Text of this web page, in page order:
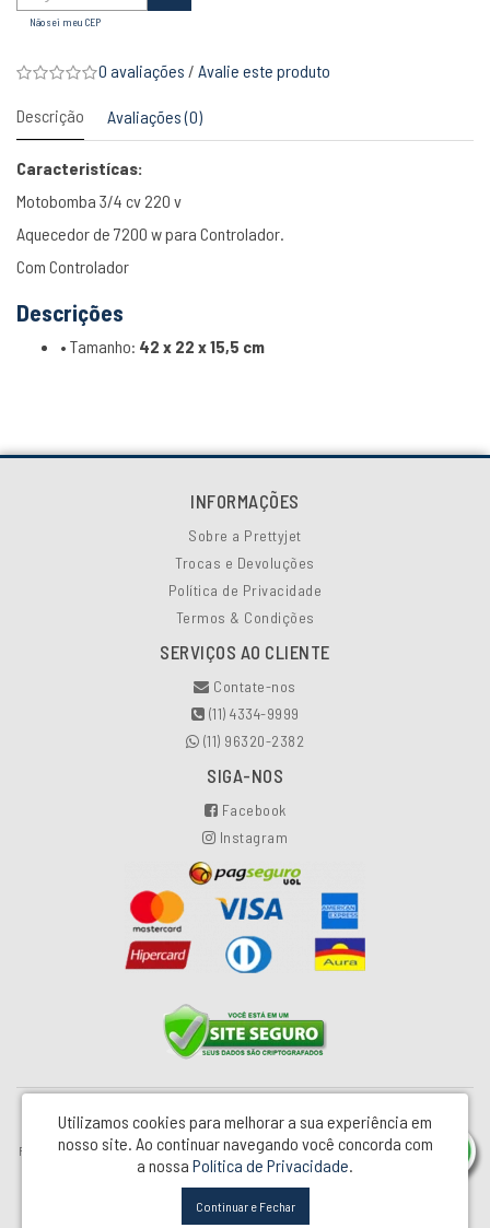
Não sei meu CEP
0 avaliações / Avalie este produto
Descrição Avaliações (0)
Caracteristícas:
Motobomba 3/4 cv 220 v
Aquecedor de 7200 w para Controlador.
Com Controlador
Descrições
• Tamanho: 42 x 22 x 15,5 cm
INFORMAÇÕES
Sobre a Prettyjet
Trocas e Devoluções
Política de Privacidade
Termos & Condições
SERVIÇOS AO CLIENTE
Contate-nos
(11) 4334-9999
(11) 96320-2382
SIGA-NOS
Facebook
Instagram
Industrial e Comercial Pretty Glass LTDA - CNPJ: 00.502.154/0001-81
Rua Monteiro Lobato, 86 – Jd Silvina - São Bernardo do Campo / SP - CEP: 09791-253
Pretty Jet © 2026
Utilizamos cookies para melhorar a sua experiência em
nosso site. Ao continuar navegando você concorda com
a nossa Política de Privacidade.
Continuar e Fechar